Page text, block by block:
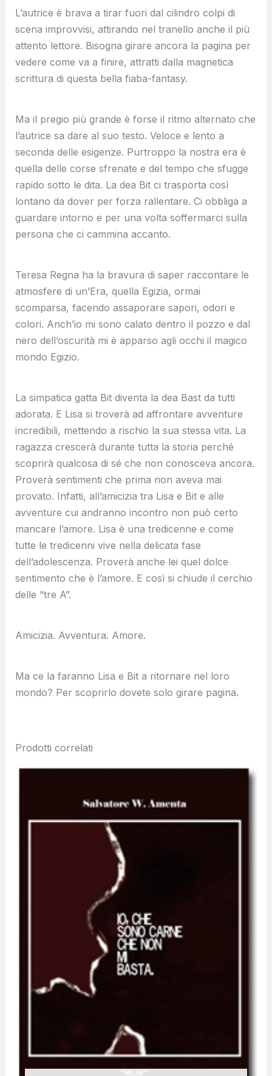
L’autrice è brava a tirar fuori dal cilindro colpi di
scena improvvisi, attirando nel tranello anche il più
attento lettore. Bisogna girare ancora la pagina per
vedere come va a finire, attratti dalla magnetica
scrittura di questa bella fiaba-fantasy.
Ma il pregio più grande è forse il ritmo alternato che
l’autrice sa dare al suo testo. Veloce e lento a
seconda delle esigenze. Purtroppo la nostra era è
quella delle corse sfrenate e del tempo che sfugge
rapido sotto le dita. La dea Bit ci trasporta così
lontano da dover per forza rallentare. Ci obbliga a
guardare intorno e per una volta soffermarci sulla
persona che ci cammina accanto.
Teresa Regna ha la bravura di saper raccontare le
atmosfere di un’Era, quella Egizia, ormai
scomparsa, facendo assaporare sapori, odori e
colori. Anch’io mi sono calato dentro il pozzo e dal
nero dell’oscurità mi è apparso agli occhi il magico
mondo Egizio.
La simpatica gatta Bit diventa la dea Bast da tutti
adorata. E Lisa si troverà ad affrontare avventure
incredibili, mettendo a rischio la sua stessa vita. La
ragazza crescerà durante tutta la storia perché
scoprirà qualcosa di sé che non conosceva ancora.
Proverà sentimenti che prima non aveva mai
provato. Infatti, all’amicizia tra Lisa e Bit e alle
avventure cui andranno incontro non può certo
mancare l’amore. Lisa è una tredicenne e come
tutte le tredicenni vive nella delicata fase
dell’adolescenza. Proverà anche lei quel dolce
sentimento che è l’amore. E così si chiude il cerchio
delle “tre A”.
Amicizia. Avventura. Amore.
Ma ce la faranno Lisa e Bit a ritornare nel loro
mondo? Per scoprirlo dovete solo girare pagina.
Prodotti correlati